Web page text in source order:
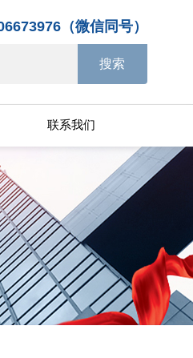
（微信同号）
联系我们